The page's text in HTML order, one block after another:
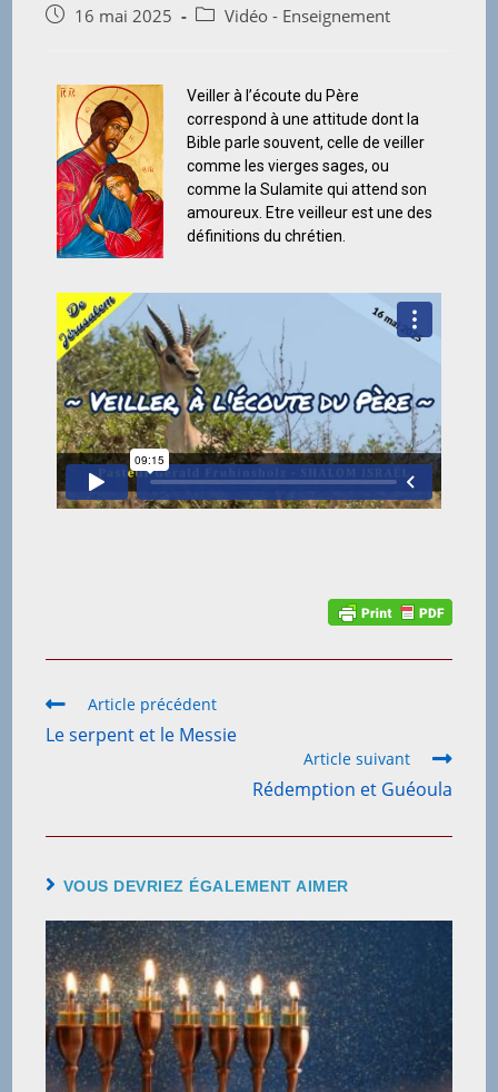
16 mai 2025
Vidéo - Enseignement
Veiller à l’écoute du Père
correspond à une attitude dont la
Bible parle souvent, celle de veiller
comme les vierges sages, ou
comme la Sulamite qui attend son
amoureux. Etre veilleur est une des
définitions du chrétien.
Article précédent
Le serpent et le Messie
Article suivant
Rédemption et Guéoula
VOUS DEVRIEZ ÉGALEMENT AIMER